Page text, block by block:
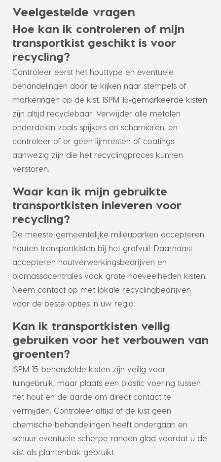
Veelgestelde vragen
Hoe kan ik controleren of mijn
transportkist geschikt is voor
recycling?
Controleer eerst het houttype en eventuele
behandelingen door te kijken naar stempels of
markeringen op de kist. ISPM 15-gemarkeerde kisten
zijn altijd recyclebaar. Verwijder alle metalen
onderdelen zoals spijkers en scharnieren, en
controleer of er geen lijmresten of coatings
aanwezig zijn die het recyclingproces kunnen
verstoren.
Waar kan ik mijn gebruikte
transportkisten inleveren voor
recycling?
De meeste gemeentelijke milieuparken accepteren
houten transportkisten bij het grofvuil. Daarnaast
accepteren houtverwerkingsbedrijven en
biomassacentrales vaak grote hoeveelheden kisten.
Neem contact op met lokale recyclingbedrijven
voor de beste opties in uw regio.
Kan ik transportkisten veilig
gebruiken voor het verbouwen van
groenten?
ISPM 15-behandelde kisten zijn veilig voor
tuingebruik, maar plaats een plastic voering tussen
het hout en de aarde om direct contact te
vermijden. Controleer altijd of de kist geen
chemische behandelingen heeft ondergaan en
schuur eventuele scherpe randen glad voordat u de
kist als plantenbak gebruikt.